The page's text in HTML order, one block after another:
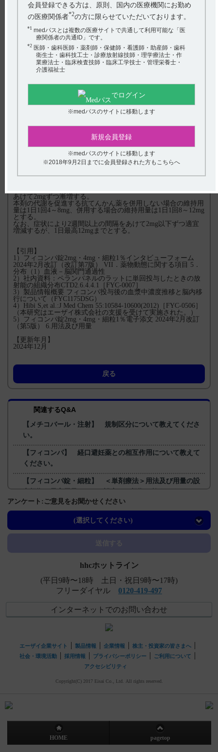
試験概要
ペランパネルの中枢神経系への浸透性を評価するために、マウ
スに3mg／kg のペランパネルを経□投与した際の60分後の脳／
血漿濃度比、マウスに0.5mg／kgのペランパネルを腹腔内投与
した際の20分後の脳脊髄液／非結合血漿濃度比、ラットに
10mg／kg のペランパネルを経口投与した際の30分後の脳／血
漿濃度比を評価した。
6．用法及び用量（引用5）
■ 部分発作（二次性全般化発作を含む）に用いる場合
［単剤療法］
あけて2mgずつ漸増する。維持用量は1 日1 回4～8mgとする。
なお、症状により2週間以上の間隔をあけて2mg以下ずつ適宜
増減するが、1日最高8mgまでとする。
通常、成人及び12歳以上の小児にはペランパネルとして1日1回
2mgの就寝前経口投与より開始し、その後1週間以上の間隔を
あけて2mgずつ漸増する。
本剤の代謝を促進する抗てんかん薬を併用しない場合の維持用
量は1日1回4～8mg、併用する場合の維持用量は1日1回8～12mg
増減するが、1 日最高12mgまでとする。
あけて2mgずつ漸増する。
本剤の代謝を促進する抗てんかん薬を併用しない場合の維持用
量は1日1回4～8mg、併用する場合の維持用量は1日1回8～12mg
とする。
なお、症状により2週間以上の間隔をあけて2mg以下ずつ適宜
増減するが、1日最高12mgまでとする。
【引用】
1）フィコンパ錠2mg・4mg・細粒1％インタビューフォーム
2024年2月改訂（改訂第7版） VII．薬物動態に関する項目 5．
分布（1）血液－脳関門通過性
2）社内資料：ペランパネルのラットに単回投与したときの放
射能の組織分布CTD2.6.4.4.1［FYC-0007］
3）製品情報概要 フィコンパ投与後の血漿中濃度推移と脳内移
行について（FYC1175DSG）
4）Hibi S,et al.:J Med Chem 55:10584-10600(2012)［FYC-0506］
（本研究はエーザイ株式会社の支援を受けて実施された。）
5）フィコンパ錠2mg・4mg・細粒1％電子添文 2024年2月改訂
（第5版） 6.用法及び用量
【更新年月】
2024年12月
戻る
関連するQ&A
【メチコバール・注射】 規制区分について教えてくださ
い。
【フィコンパ】 経口避妊薬との相互作用について教えて
ください。
【フィコンパ錠・細粒】 ＜単剤療法＞用法及び用量の設
い。
【フィコンパ】 適正使用ガイドの、記憶・学習への影響
に関する記載について教えてください。
アンケート:ご意見をお聞かせください
(選択してください)
会員登録できる方は、原則、国内の医療機関にお勤め
の医療関係者*2の方に限らせていただいております。
*1 medパスとは複数の医療サイトで共通して利用可能な「医
療関係者の共通ID」です。
*2 医師・歯科医師・薬剤師・保健師・看護師・助産師・歯科
衛生士・歯科技工士・診療放射線技師・理学療法士・作
業療法士・臨床検査技師・臨床工学技士・管理栄養士・
介護福祉士
でログイン
※medパスのサイトに移動します
新規会員登録
※medパスのサイトに移動します
※2018年9月2日までに会員登録された方もこちらへ
hhcホットライン
(平日9時〜18時 土日・祝日9時〜17時)
フリーダイヤル 0120-419-497
インターネットでのお問い合わせ
エーザイ企業サイト 製品情報 企業情報
株主・投資家の皆さまへ
社会・環境活動
採用情報 プライバシーポリシー
ご利用について
アクセシビリティ
Copyright(C) 2017 Eisai Co., Ltd. All rights reserved.
HOME pagetop